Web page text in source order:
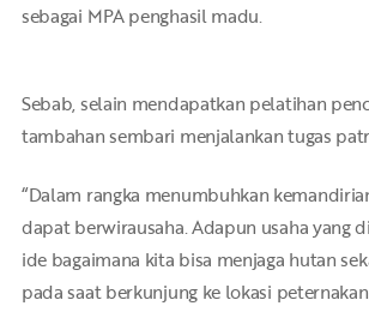
sebagai MPA penghasil madu.
Sebab, selain mendapatkan pelatihan
tambahan sembari menjalankan tugas
“Dalam rangka menumbuhkan
dapat berwirausaha. Adapun usaha
ide bagaimana kita bisa menjaga hutan
pada saat berkunjung ke lokasi